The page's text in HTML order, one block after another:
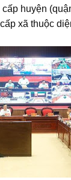
huyện
xã thuộc